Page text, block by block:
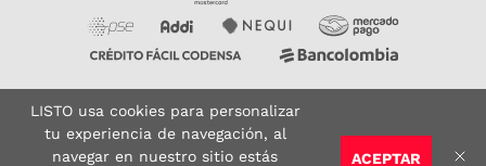
Copyright © 2023 TODACO S.A.S. Listo Mundo Cerámico. All Rights Reserved. Powered
by
Sitio seguro: Vigilado por: Certificado:
ACEPTAR
LISTO usa cookies para personalizar
tu experiencia de navegación, al
navegar en nuestro sitio estás